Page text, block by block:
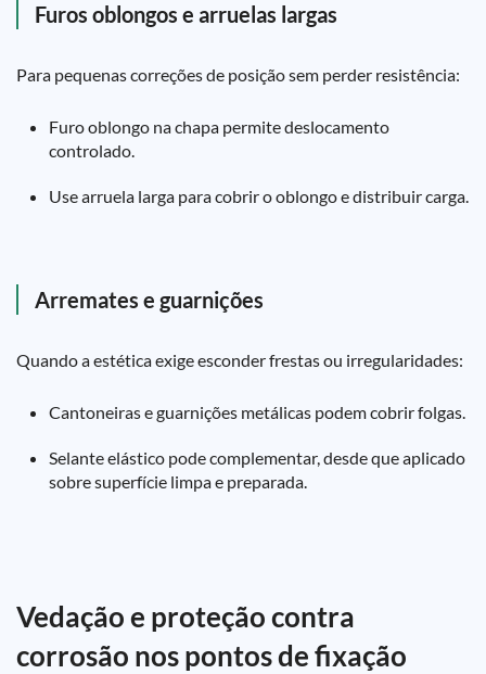
Furos oblongos e arruelas largas
Para pequenas correções de posição sem perder resistência:
Furo oblongo na chapa permite deslocamento
controlado.
Use arruela larga para cobrir o oblongo e distribuir carga.
Arremates e guarnições
Quando a estética exige esconder frestas ou irregularidades:
Cantoneiras e guarnições metálicas podem cobrir folgas.
Selante elástico pode complementar, desde que aplicado
sobre superfície limpa e preparada.
Vedação e proteção contra
corrosão nos pontos de fixação